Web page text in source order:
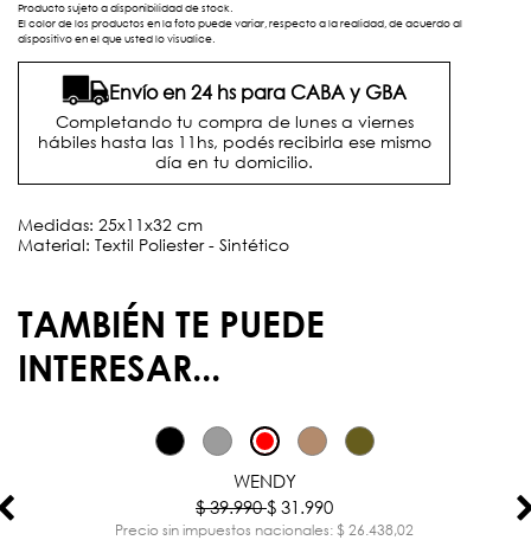
Producto sujeto a disponibilidad de stock.
El color de los productos en la foto puede variar, respecto a la realidad, de acuerdo al
dispositivo en el que usted lo visualice.
Envío en 24 hs para CABA y GBA
Completando tu compra de lunes a viernes
hábiles hasta las 11hs, podés recibirla ese mismo
día en tu domicilio.
Medidas: 25x11x32 cm
Material: Textil Poliester - Sintético
TAMBIÉN TE PUEDE
INTERESAR...
WENDY
$ 39.990$ 31.990
Precio sin impuestos nacionales: $ 26.438,02